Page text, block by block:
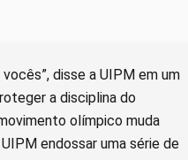
disse a UIPM em um
a disciplina do
olímpico muda
endossar uma série de